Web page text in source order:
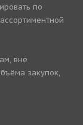
по
вне
закупок,